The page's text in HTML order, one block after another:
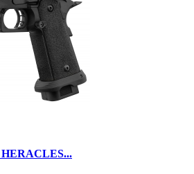
HERACLES...